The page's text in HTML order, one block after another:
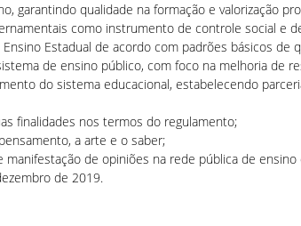
garantindo qualidade na formação e valorização
como instrumento de controle social e
Estadual de acordo com padrões básicos de
de ensino público, com foco na melhoria de
do sistema educacional, estabelecendo
finalidades nos termos do regulamento;
a arte e o saber;
de opiniões na rede pública de ensino
de 2019.